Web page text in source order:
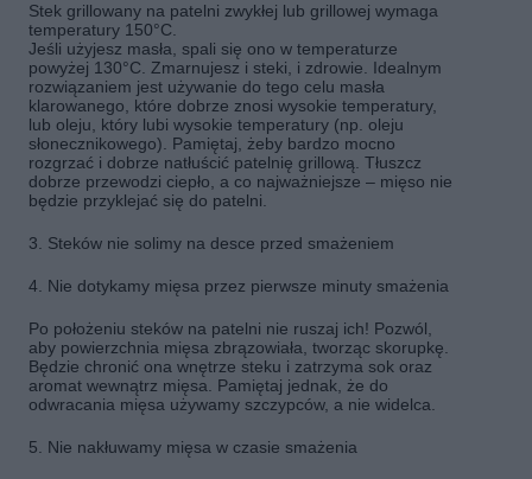
Stek grillowany na patelni zwykłej lub grillowej wymaga
temperatury 150°C.
Jeśli użyjesz masła, spali się ono w temperaturze
powyżej 130°C. Zmarnujesz i steki, i zdrowie. Idealnym
rozwiązaniem jest używanie do tego celu masła
klarowanego, które dobrze znosi wysokie temperatury,
lub oleju, który lubi wysokie temperatury (np. oleju
słonecznikowego). Pamiętaj, żeby bardzo mocno
rozgrzać i dobrze natłuścić patelnię grillową. Tłuszcz
dobrze przewodzi ciepło, a co najważniejsze – mięso nie
będzie przyklejać się do patelni.
3. Steków nie solimy na desce przed smażeniem
4. Nie dotykamy mięsa przez pierwsze minuty smażenia
Po położeniu steków na patelni nie ruszaj ich! Pozwól,
aby powierzchnia mięsa zbrązowiała, tworząc skorupkę.
Będzie chronić ona wnętrze steku i zatrzyma sok oraz
aromat wewnątrz mięsa. Pamiętaj jednak, że do
odwracania mięsa używamy szczypców, a nie widelca.
5. Nie nakłuwamy mięsa w czasie smażenia